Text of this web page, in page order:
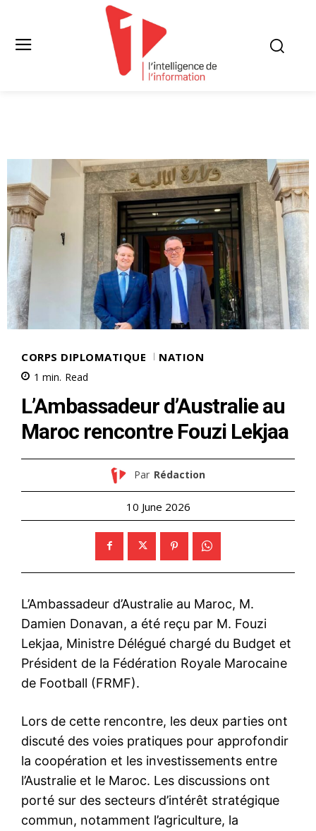
CORPS DIPLOMATIQUE NATION
1 min. Read
L’Ambassadeur d’Australie au
Maroc rencontre Fouzi Lekjaa
Par Rédaction
10 June 2026
L’Ambassadeur d’Australie au Maroc, M.
Damien Donavan, a été reçu par M. Fouzi
Lekjaa, Ministre Délégué chargé du Budget et
Président de la Fédération Royale Marocaine
de Football (FRMF).
Lors de cette rencontre, les deux parties ont
discuté des voies pratiques pour approfondir
la coopération et les investissements entre
l’Australie et le Maroc. Les discussions ont
porté sur des secteurs d’intérêt stratégique
commun, notamment l’agriculture, la